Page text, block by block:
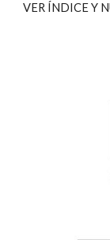
VER ÍNDICE Y